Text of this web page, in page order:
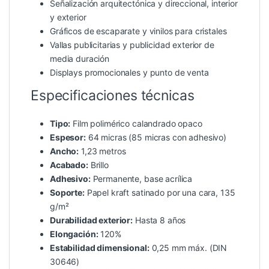
Señalización arquitectónica y direccional, interior
y exterior
Gráficos de escaparate y vinilos para cristales
Vallas publicitarias y publicidad exterior de
media duración
Displays promocionales y punto de venta
Especificaciones técnicas
Tipo: Film polimérico calandrado opaco
Espesor:64 micras (85 micras con adhesivo)
Ancho: 1,23 metros
Acabado:Brillo
Adhesivo:Permanente, base acrílica
Soporte:Papel kraft satinado por una cara, 135
g/m²
Durabilidad exterior: Hasta 8 años
Elongación:120%
Estabilidad dimensional:0,25 mm máx. (DIN
30646)